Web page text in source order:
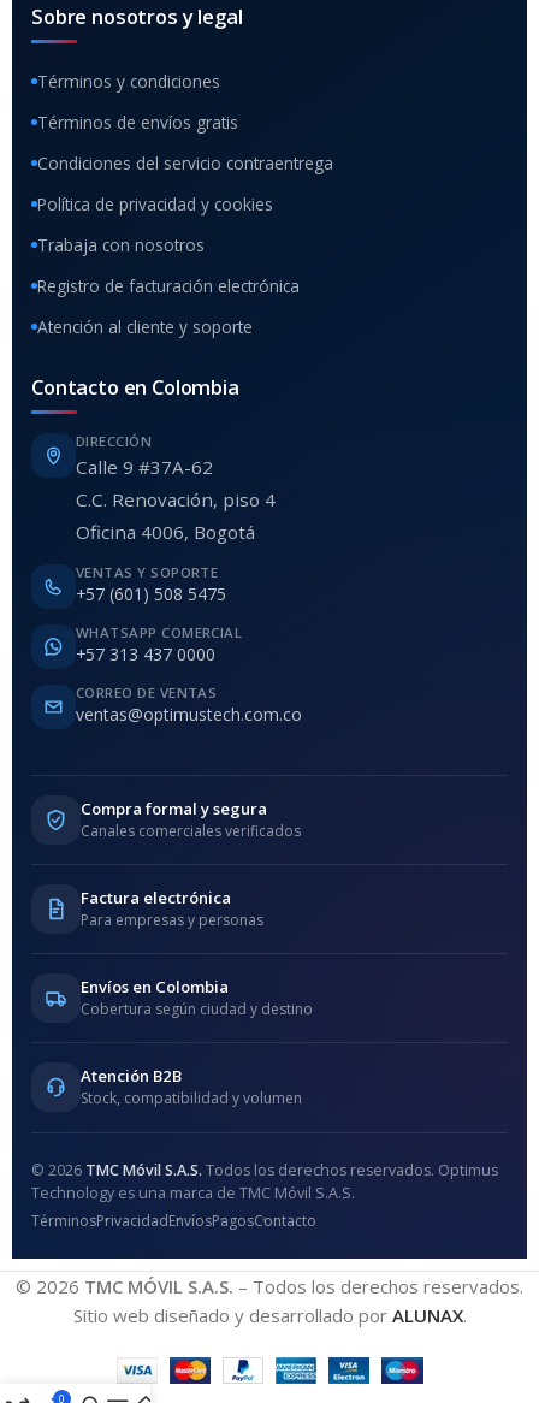
Sobre nosotros y legal
Términos y condiciones
Términos de envíos gratis
Condiciones del servicio contraentrega
Política de privacidad y cookies
Trabaja con nosotros
Registro de facturación electrónica
Atención al cliente y soporte
Contacto en Colombia
DIRECCIÓN
Calle 9 #37A-62
C.C. Renovación, piso 4
Oficina 4006, Bogotá
VENTAS Y SOPORTE
+57 (601) 508 5475
WHATSAPP COMERCIAL
+57 313 437 0000
CORREO DE VENTAS
ventas@optimustech.com.co
Compra formal y segura
Canales comerciales verificados
Factura electrónica
Para empresas y personas
Envíos en Colombia
Cobertura según ciudad y destino
Atención B2B
Stock, compatibilidad y volumen
© 2026 TMC Móvil S.A.S. Todos los derechos reservados. Optimus
Technology es una marca de TMC Móvil S.A.S.
TérminosPrivacidadEnvíosPagosContacto
© 2026 TMC MÓVIL S.A.S. – Todos los derechos reservados.
Sitio web diseñado y desarrollado por ALUNAX.
0